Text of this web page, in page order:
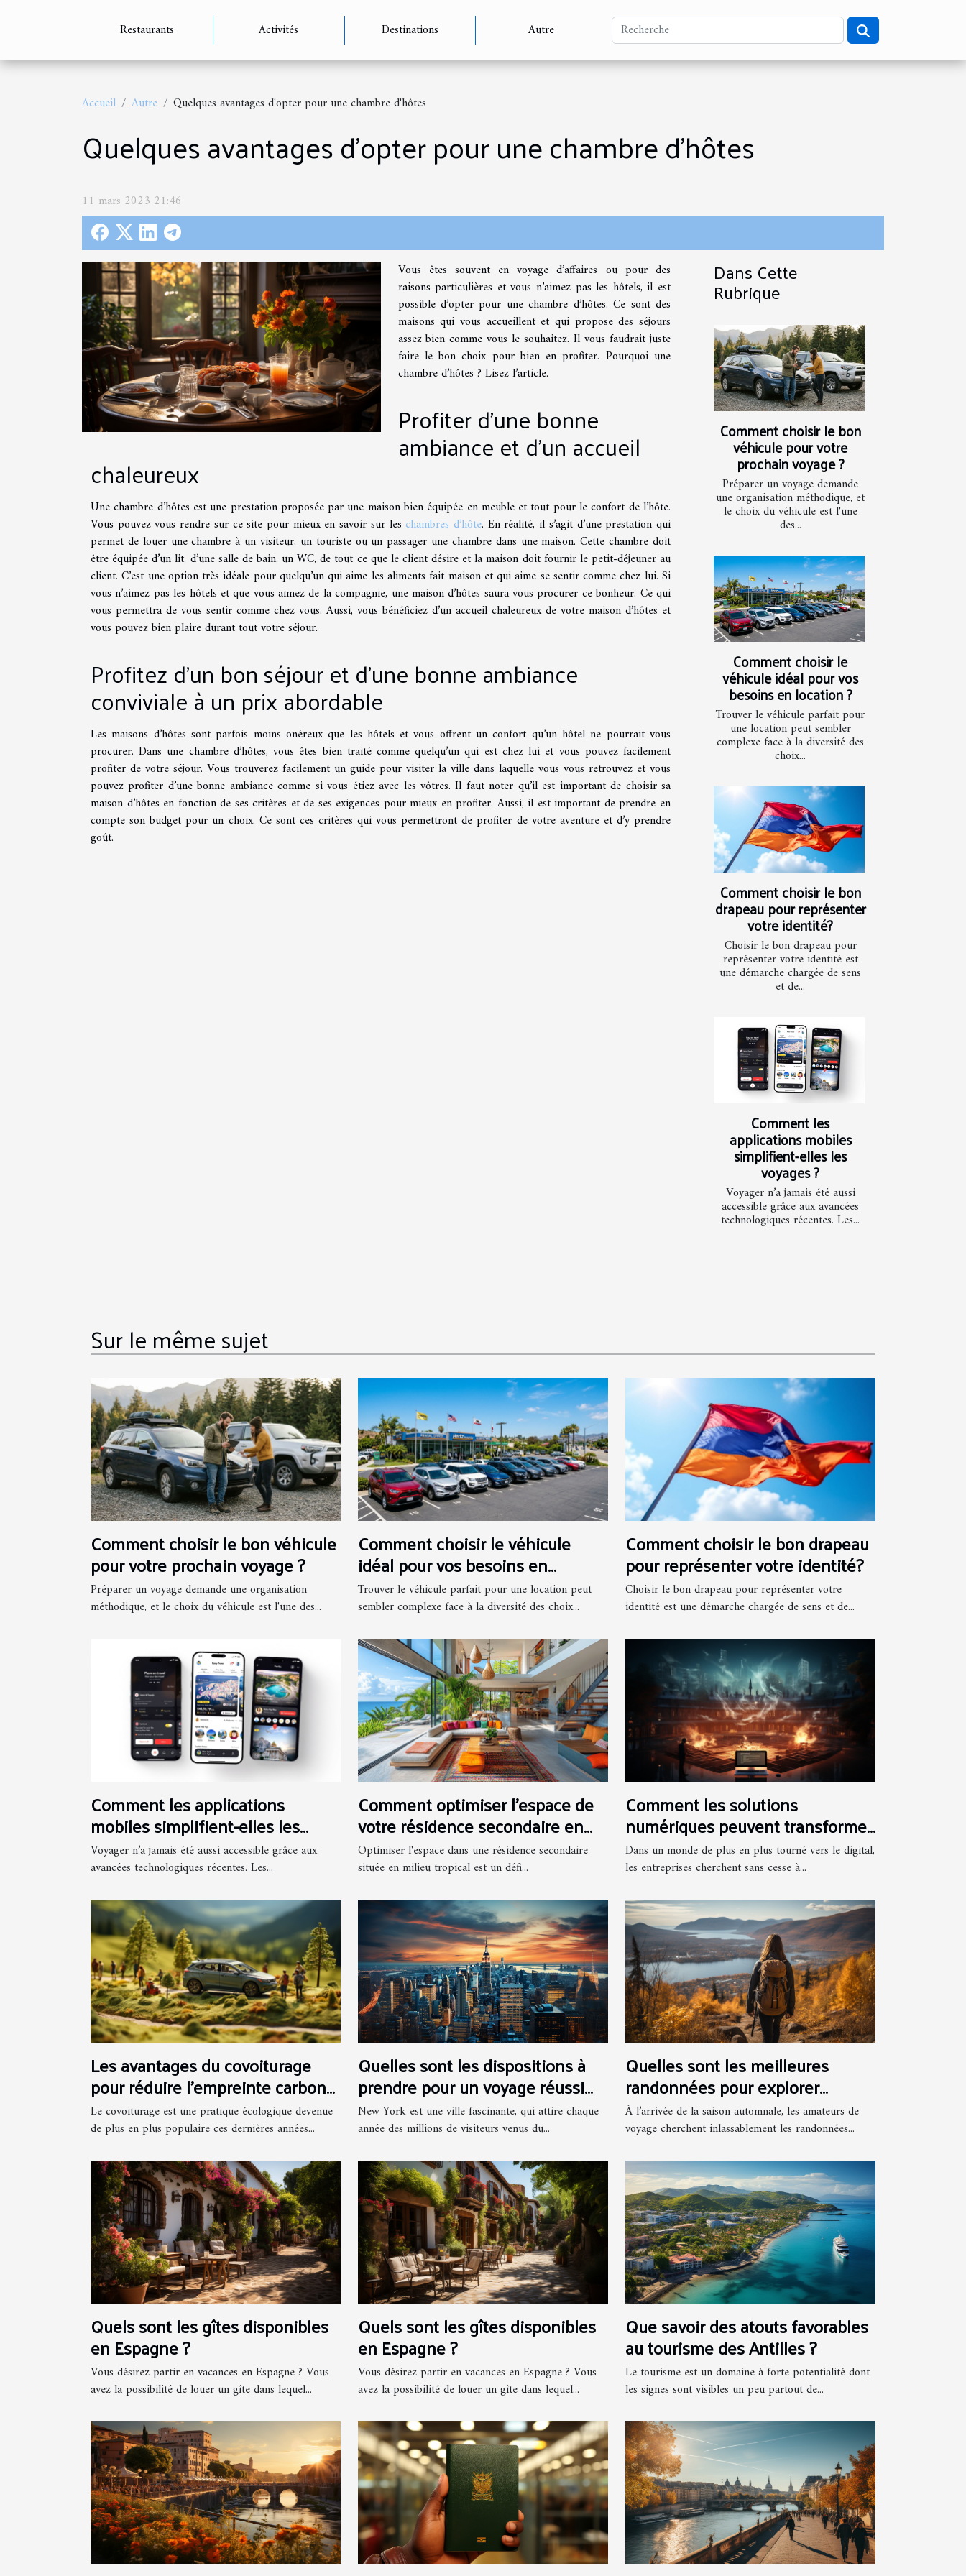
Restaurants Activités Destinations Autre
Accueil Autre Quelques avantages d'opter pour une chambre d'hôtes
Quelques avantages d'opter pour une chambre d'hôtes
11 mars 2023 21:46
Vous êtes souvent en voyage d’affaires ou pour des
raisons particulières et vous n’aimez pas les hôtels, il est
possible d’opter pour une chambre d’hôtes. Ce sont des
maisons qui vous accueillent et qui propose des séjours
assez bien comme vous le souhaitez. Il vous faudrait juste
faire le bon choix pour bien en profiter. Pourquoi une
chambre d’hôtes ? Lisez l’article.
Profiter d’une bonne
ambiance et d’un accueil
chaleureux
Une chambre d’hôtes est une prestation proposée par une maison bien équipée en meuble et tout pour le confort de l’hôte.
Vous pouvez vous rendre sur ce site pour mieux en savoir sur leschambres d’hôte. En réalité, il s’agit d’une prestation qui
permet de louer une chambre à un visiteur, un touriste ou un passager une chambre dans une maison. Cette chambre doit
être équipée d’un lit, d’une salle de bain, un WC, de tout ce que le client désire et la maison doit fournir le petit-déjeuner au
client. C’est une option très idéale pour quelqu’un qui aime les aliments fait maison et qui aime se sentir comme chez lui. Si
vous n’aimez pas les hôtels et que vous aimez de la compagnie, une maison d’hôtes saura vous procurer ce bonheur. Ce qui
vous permettra de vous sentir comme chez vous. Aussi, vous bénéficiez d’un accueil chaleureux de votre maison d’hôtes et
vous pouvez bien plaire durant tout votre séjour.
Profitez d’un bon séjour et d’une bonne ambiance
conviviale à un prix abordable
Les maisons d’hôtes sont parfois moins onéreux que les hôtels et vous offrent un confort qu’un hôtel ne pourrait vous
procurer. Dans une chambre d’hôtes, vous êtes bien traité comme quelqu’un qui est chez lui et vous pouvez facilement
profiter de votre séjour. Vous trouverez facilement un guide pour visiter la ville dans laquelle vous vous retrouvez et vous
pouvez profiter d’une bonne ambiance comme si vous étiez avec les vôtres. Il faut noter qu’il est important de choisir sa
maison d’hôtes en fonction de ses critères et de ses exigences pour mieux en profiter. Aussi, il est important de prendre en
compte son budget pour un choix. Ce sont ces critères qui vous permettront de profiter de votre aventure et d’y prendre
goût.
Dans Cette
Rubrique
Comment choisir le bon
véhicule pour votre
prochain voyage ?
Préparer un voyage demande
une organisation méthodique, et
le choix du véhicule est l'une
des...
Comment choisir le
véhicule idéal pour vos
besoins en location ?
Trouver le véhicule parfait pour
une location peut sembler
complexe face à la diversité des
choix...
Comment choisir le bon
drapeau pour représenter
votre identité?
Choisir le bon drapeau pour
représenter votre identité est
une démarche chargée de sens
et de...
Comment les
applications mobiles
simplifient-elles les
voyages ?
Voyager n’a jamais été aussi
accessible grâce aux avancées
technologiques récentes. Les...
Sur le même sujet
Comment choisir le bon véhicule
pour votre prochain voyage ?
Préparer un voyage demande une organisation
méthodique, et le choix du véhicule est l'une des...
Comment choisir le véhicule
idéal pour vos besoins en
location ?
Trouver le véhicule parfait pour une location peut
sembler complexe face à la diversité des choix...
Comment choisir le bon drapeau
pour représenter votre identité?
Choisir le bon drapeau pour représenter votre
identité est une démarche chargée de sens et de...
Comment les applications
mobiles simplifient-elles les
voyages ?
Voyager n’a jamais été aussi accessible grâce aux
avancées technologiques récentes. Les...
Comment optimiser l'espace de
votre résidence secondaire en
milieu tropical ?
Optimiser l'espace dans une résidence secondaire
située en milieu tropical est un défi...
Comment les solutions
numériques peuvent transformer
l'efficacité opérationnelle des
entreprises
Dans un monde de plus en plus tourné vers le digital,
les entreprises cherchent sans cesse à...
Les avantages du covoiturage
pour réduire l'empreinte carbone
lors de vos voyages
Le covoiturage est une pratique écologique devenue
de plus en plus populaire ces dernières années...
Quelles sont les dispositions à
prendre pour un voyage réussi
sur New York ?
New York est une ville fascinante, qui attire chaque
année des millions de visiteurs venus du...
Quelles sont les meilleures
randonnées pour explorer
l’automne à Montréal ?
À l’arrivée de la saison automnale, les amateurs de
voyage cherchent inlassablement les randonnées...
Quels sont les gîtes disponibles
en Espagne ?
Vous désirez partir en vacances en Espagne ? Vous
avez la possibilité de louer un gîte dans lequel...
Quels sont les gîtes disponibles
en Espagne ?
Vous désirez partir en vacances en Espagne ? Vous
avez la possibilité de louer un gîte dans lequel...
Que savoir des atouts favorables
au tourisme des Antilles ?
Le tourisme est un domaine à forte potentialité dont
les signes sont visibles un peu partout de...